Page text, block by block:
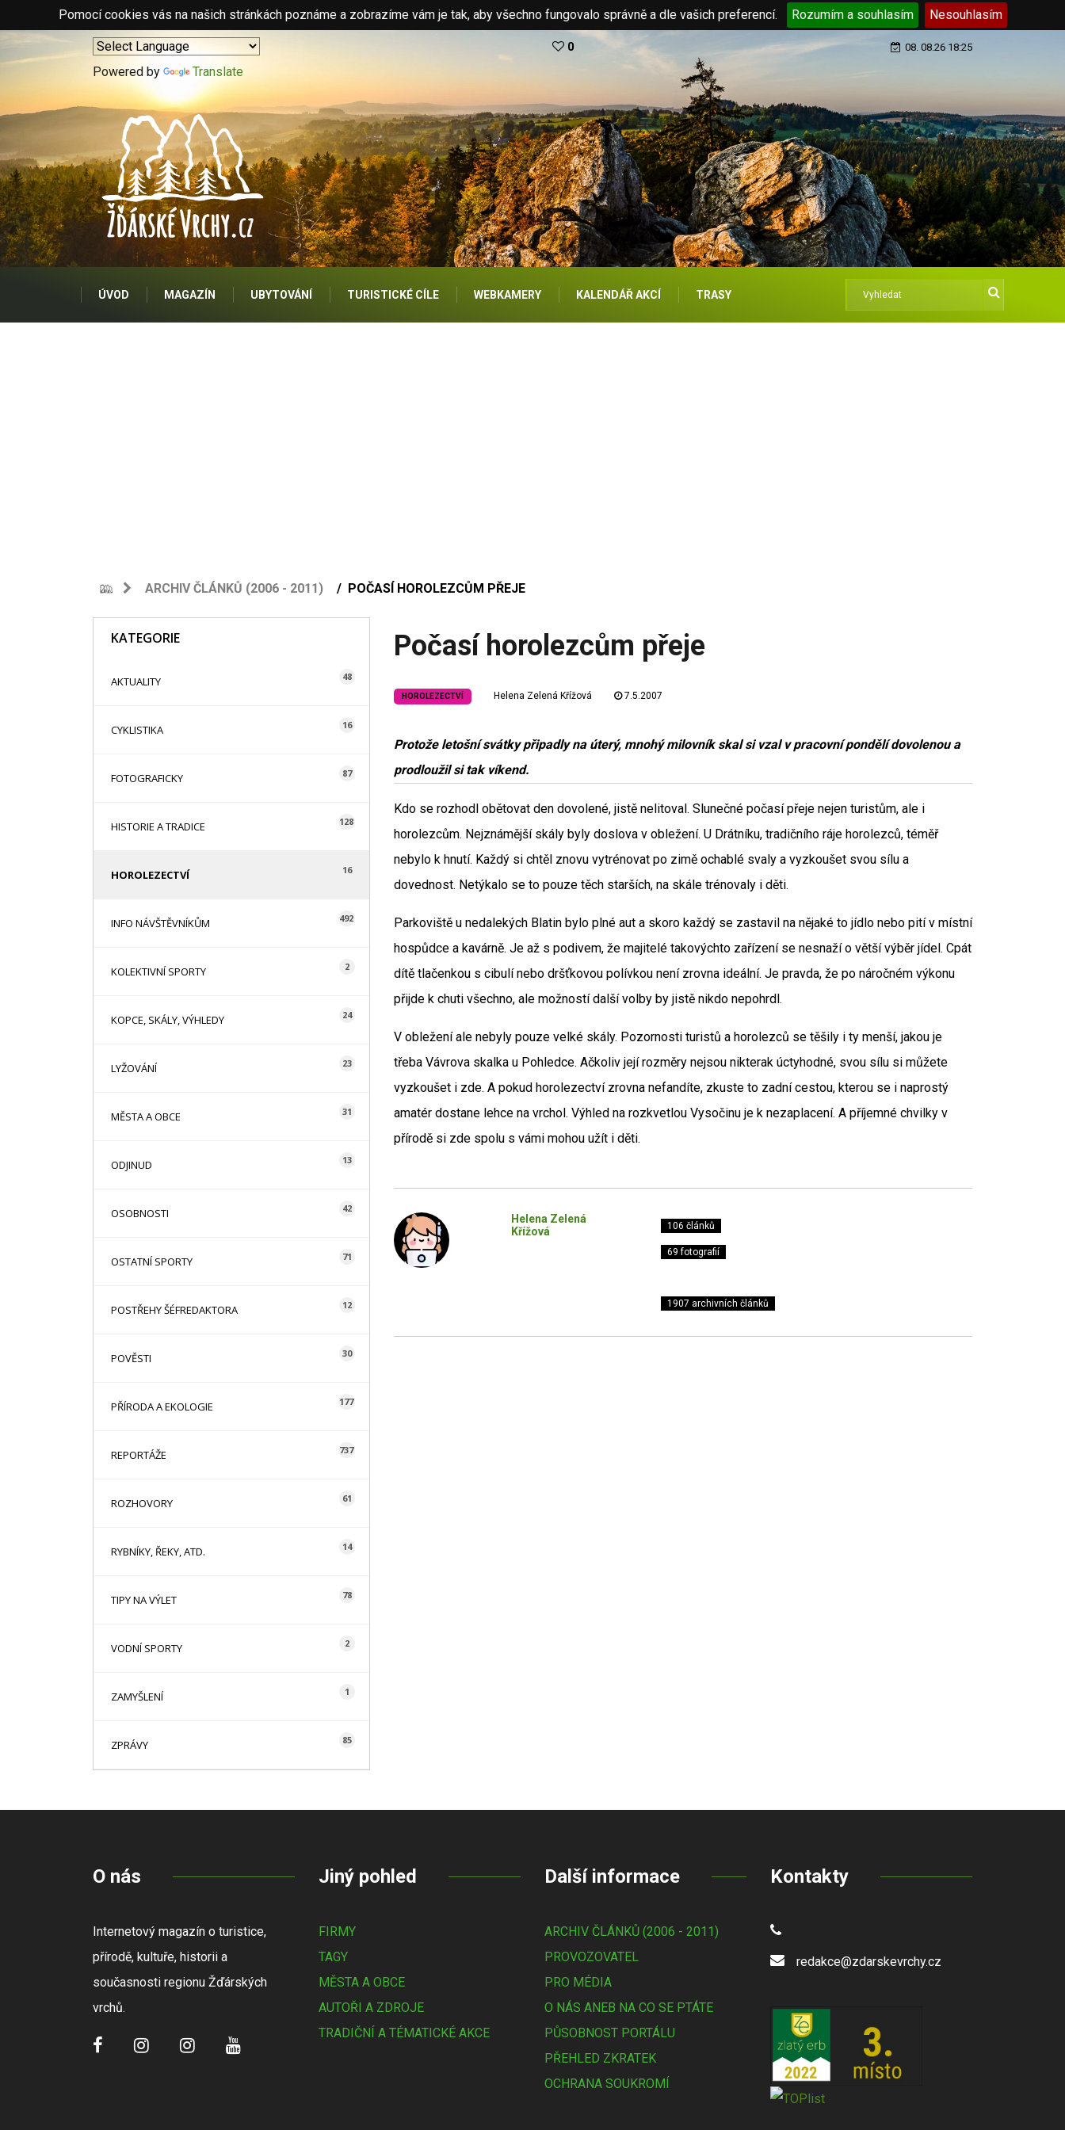
Pomocí cookies vás na našich stránkách poznáme a zobrazíme vám je tak, aby všechno fungovalo správně a dle vašich preferencí. Rozumím a souhlasím Nesouhlasím
Powered by Translate
0 08. 08.26 18:25
ÚVOD MAGAZÍN UBYTOVÁNÍ TURISTICKÉ CÍLE WEBKAMERY KALENDÁŘ AKCÍ TRASY
ARCHIV ČLÁNKŮ (2006 - 2011) POČASÍ HOROLEZCŮM PŘEJE
KATEGORIE
AKTUALITY 48
CYKLISTIKA 16
FOTOGRAFICKY 87
HISTORIE A TRADICE 128
HOROLEZECTVÍ 16
INFO NÁVŠTĚVNÍKŮM 492
KOLEKTIVNÍ SPORTY 2
KOPCE, SKÁLY, VÝHLEDY 24
LYŽOVÁNÍ 23
MĚSTA A OBCE 31
ODJINUD 13
OSOBNOSTI 42
OSTATNÍ SPORTY 71
POSTŘEHY ŠÉFREDAKTORA 12
POVĚSTI 30
PŘÍRODA A EKOLOGIE 177
REPORTÁŽE 737
ROZHOVORY 61
RYBNÍKY, ŘEKY, ATD. 14
TIPY NA VÝLET 78
VODNÍ SPORTY 2
ZAMYŠLENÍ 1
ZPRÁVY 85
Počasí horolezcům přeje
HOROLEZECTVÍ Helena Zelená Křížová 7.5.2007
Protože letošní svátky připadly na úterý, mnohý milovník skal si vzal v pracovní pondělí dovolenou a
prodloužil si tak víkend.
Kdo se rozhodl obětovat den dovolené, jistě nelitoval. Slunečné počasí přeje nejen turistům, ale i
horolezcům. Nejznámější skály byly doslova v obležení. U Drátníku, tradičního ráje horolezců, téměř
nebylo k hnutí. Každý si chtěl znovu vytrénovat po zimě ochablé svaly a vyzkoušet svou sílu a
dovednost. Netýkalo se to pouze těch starších, na skále trénovaly i děti.
Parkoviště u nedalekých Blatin bylo plné aut a skoro každý se zastavil na nějaké to jídlo nebo pití v místní
hospůdce a kavárně. Je až s podivem, že majitelé takovýchto zařízení se nesnaží o větší výběr jídel. Cpát
dítě tlačenkou s cibulí nebo dršťkovou polívkou není zrovna ideální. Je pravda, že po náročném výkonu
přijde k chuti všechno, ale možností další volby by jistě nikdo nepohrdl.
V obležení ale nebyly pouze velké skály. Pozornosti turistů a horolezců se těšily i ty menší, jakou je
třeba Vávrova skalka u Pohledce. Ačkoliv její rozměry nejsou nikterak úctyhodné, svou sílu si můžete
vyzkoušet i zde. A pokud horolezectví zrovna nefandíte, zkuste to zadní cestou, kterou se i naprostý
amatér dostane lehce na vrchol. Výhled na rozkvetlou Vysočinu je k nezaplacení. A příjemné chvilky v
přírodě si zde spolu s vámi mohou užít i děti.
Helena Zelená
Křížová
106 článků
69 fotografií
1907 archivních článků
O nás
Internetový magazín o turistice,
přírodě, kultuře, historii a
současnosti regionu Žďárských
vrchů.
Jiný pohled
FIRMY
TAGY
MĚSTA A OBCE
AUTOŘI A ZDROJE
TRADIČNÍ A TÉMATICKÉ AKCE
Další informace
ARCHIV ČLÁNKŮ (2006 - 2011)
PROVOZOVATEL
PRO MÉDIA
O NÁS ANEB NA CO SE PTÁTE
PŮSOBNOST PORTÁLU
PŘEHLED ZKRATEK
OCHRANA SOUKROMÍ
Kontakty
redakce@zdarskevrchy.cz